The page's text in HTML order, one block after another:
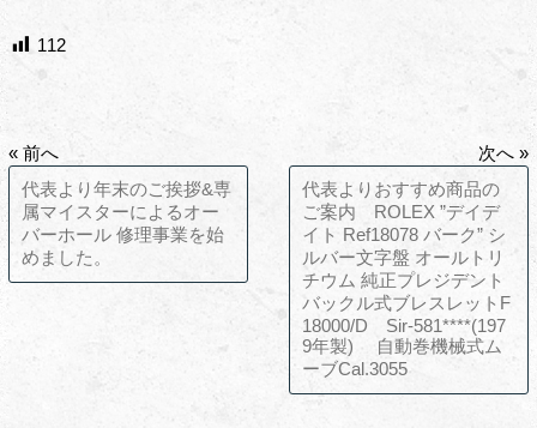
112
« 前へ
代表より年末のご挨拶&専
属マイスターによるオー
バーホール 修理事業を始
めました。
次へ »
代表よりおすすめ商品の
ご案内 ROLEX ”デイデ
イト Ref18078 バーク” シ
ルバー文字盤 オールトリ
チウム 純正プレジデント
バックル式ブレスレットF
18000/D Sir-581****(197
9年製) 自動巻機械式ム
ーブCal.3055